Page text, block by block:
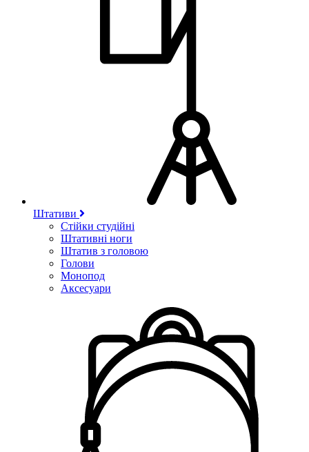
Штативи
Стійки студійні
Штативні ноги
Штатив з головою
Голови
Монопод
Аксесуари